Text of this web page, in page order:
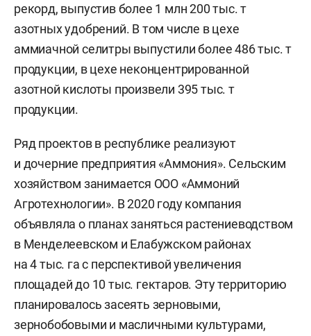
рекорд, выпустив более 1 млн 200 тыс. т
азотных удобрений. В том числе в цехе
аммиачной селитры выпустили более 486 тыс. т
продукции, в цехе неконцентрированной
азотной кислоты произвели 395 тыс. т
продукции.
Ряд проектов в республике реализуют
и дочерние предприятия «Аммония». Сельским
хозяйством занимается ООО «Аммоний
Агротехнологии». В 2020 году компания
объявляла о планах заняться растениеводством
в Менделеевском и Елабужском районах
на 4 тыс. га с перспективой увеличения
площадей до 10 тыс. гектаров. Эту территорию
планировалось засеять зерновыми,
зернобобовыми и масличными культурами,